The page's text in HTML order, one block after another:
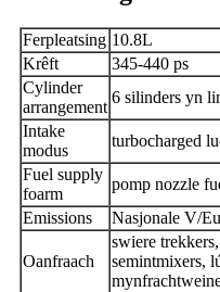
Ferpleatsing 10.8L
Krêft
345-440 ps
Cylinder
arrangement
6 silinders yn
Intake
modus
turbocharged
Fuel supply
foarm
pomp nozzle
Emissions
Nasjonale V/
Oanfraach
swiere
semintmixers,